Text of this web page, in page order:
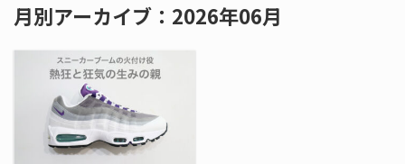
月別アーカイブ：2026年06月